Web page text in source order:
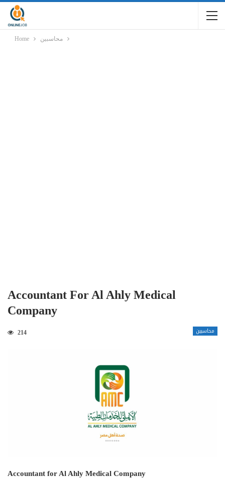
Home محاسبين
Accountant For Al Ahly Medical
Company
محاسبين 214
Accountant for Al Ahly Medical Company